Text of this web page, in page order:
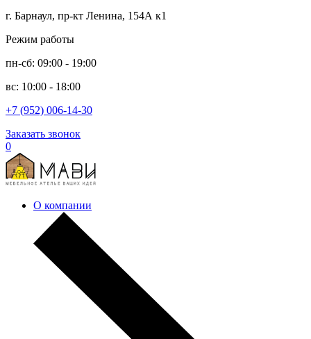
г. Барнаул, пр-кт Ленина, 154А к1
Режим работы
пн-сб: 09:00 - 19:00
вс: 10:00 - 18:00
+7 (952) 006-14-30
Заказать звонок
0
О компании